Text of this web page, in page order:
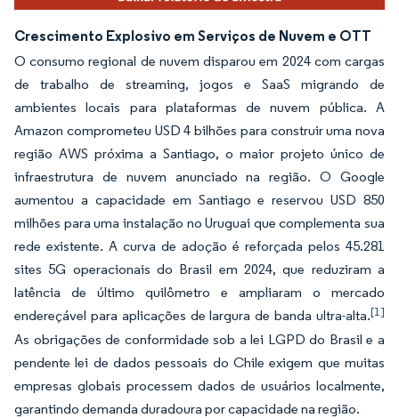
Crescimento Explosivo em Serviços de Nuvem e OTT
O consumo regional de nuvem disparou em 2024 com cargas
de trabalho de streaming, jogos e SaaS migrando de
ambientes locais para plataformas de nuvem pública. A
Amazon comprometeu USD 4 bilhões para construir uma nova
região AWS próxima a Santiago, o maior projeto único de
infraestrutura de nuvem anunciado na região. O Google
aumentou a capacidade em Santiago e reservou USD 850
milhões para uma instalação no Uruguai que complementa sua
rede existente. A curva de adoção é reforçada pelos 45.281
sites 5G operacionais do Brasil em 2024, que reduziram a
latência de último quilômetro e ampliaram o mercado
endereçável para aplicações de largura de banda ultra-alta.[1]
As obrigações de conformidade sob a lei LGPD do Brasil e a
pendente lei de dados pessoais do Chile exigem que muitas
empresas globais processem dados de usuários localmente,
garantindo demanda duradoura por capacidade na região.